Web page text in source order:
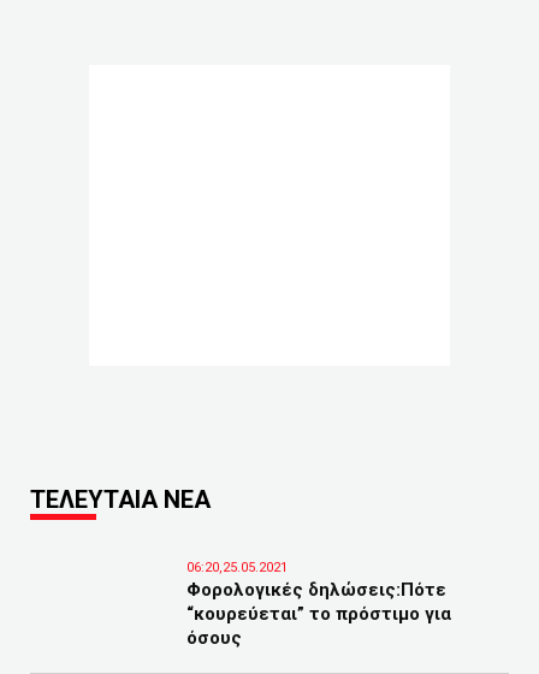
ΤΕΛΕΥΤΑΙΑ ΝΕΑ
06:20,25.05.2021
Φορολογικές δηλώσεις:Πότε
“κουρεύεται” το πρόστιμο για
όσους